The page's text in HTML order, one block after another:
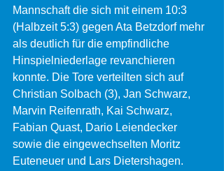
Mannschaft die sich mit einem 10:3
(Halbzeit 5:3) gegen Ata Betzdorf mehr
als deutlich für die empfindliche
Hinspielniederlage revanchieren
konnte. Die Tore verteilten sich auf
Christian Solbach (3), Jan Schwarz,
Marvin Reifenrath, Kai Schwarz,
Fabian Quast, Dario Leiendecker
sowie die eingewechselten Moritz
Euteneuer und Lars Dietershagen.